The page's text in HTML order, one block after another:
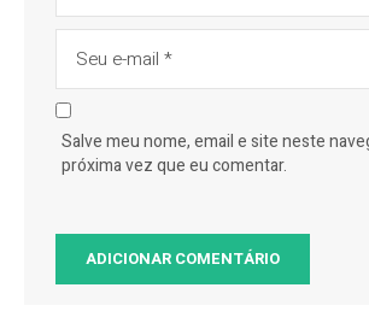
Salve meu nome, email e site neste
próxima vez que eu comentar.